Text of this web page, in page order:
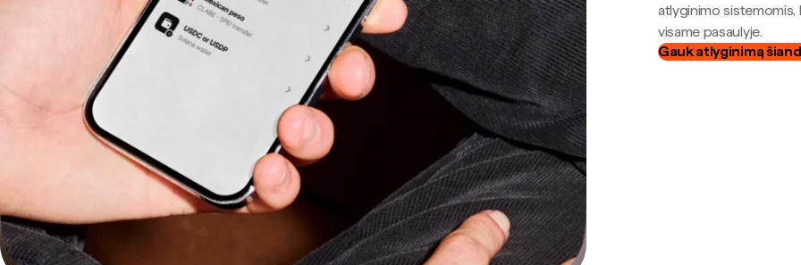
atlyginimo
visame pasaulyje.
Gauk atlyginimą